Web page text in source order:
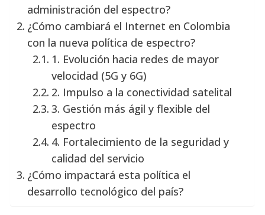
administración del espectro?
¿Cómo cambiará el Internet en Colombia
con la nueva política de espectro?
1. Evolución hacia redes de mayor
velocidad (5G y 6G)
2. Impulso a la conectividad satelital
3. Gestión más ágil y flexible del
espectro
4. Fortalecimiento de la seguridad y
calidad del servicio
¿Cómo impactará esta política el
desarrollo tecnológico del país?